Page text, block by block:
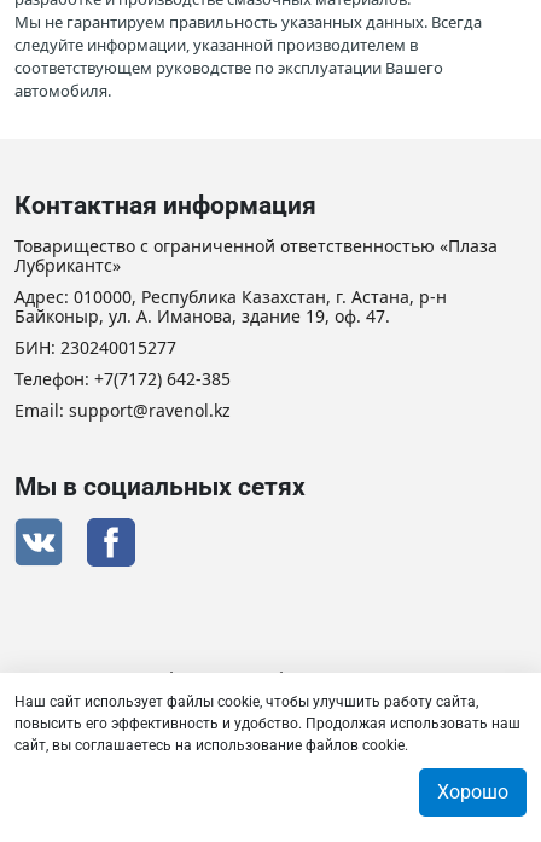
Мы не гарантируем правильность указанных данных. Всегда
следуйте информации, указанной производителем в
соответствующем руководстве по эксплуатации Вашего
автомобиля.
Контактная информация
Товарищество с ограниченной ответственностью «Плаза
Лубрикантс»
Адрес: 010000, Республика Казахстан, г. Астана, р-н
Байконыр, ул. А. Иманова, здание 19, оф. 47.
БИН: 230240015277
Телефон: +7(7172) 642-385
Email: support@ravenol.kz
Мы в социальных сетях
Сертификат дистрибьютора RAVENOL
Товарищество с ограниченной ответственностью «Плаза
Наш сайт использует файлы cookie, чтобы улучшить работу сайта,
повысить его эффективность и удобство. Продолжая использовать наш
сайт, вы соглашаетесь на использование файлов cookie.
Хорошо